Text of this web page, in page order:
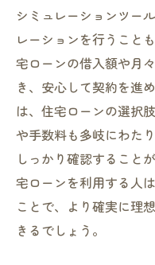
リット
地域密着型の
守口市の不動
成功事例から
地域特性を理
守口市在住者
ライフスタイル
ンを見つける方法
生活スタイル
シミュレーションツー
レーションを行うこと
宅ローンの借入額や月
き、安心して契約を進
は、住宅ローンの選択
や手数料も多岐にわた
しっかり確認すること
宅ローンを利用する人
ことで、より確実に理
きるでしょう。